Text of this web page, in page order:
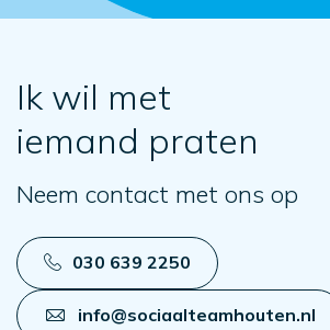
Ik wil met
iemand praten
Neem contact met ons op
030 639 2250
info@sociaalteamhouten.nl